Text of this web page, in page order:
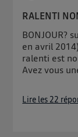
RALENTI
BONJOUR?
en avril
ralenti est
Avez vous
Lire les 22